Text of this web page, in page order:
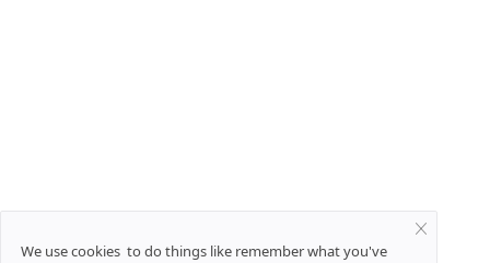
We use cookies to do things like remember what you've